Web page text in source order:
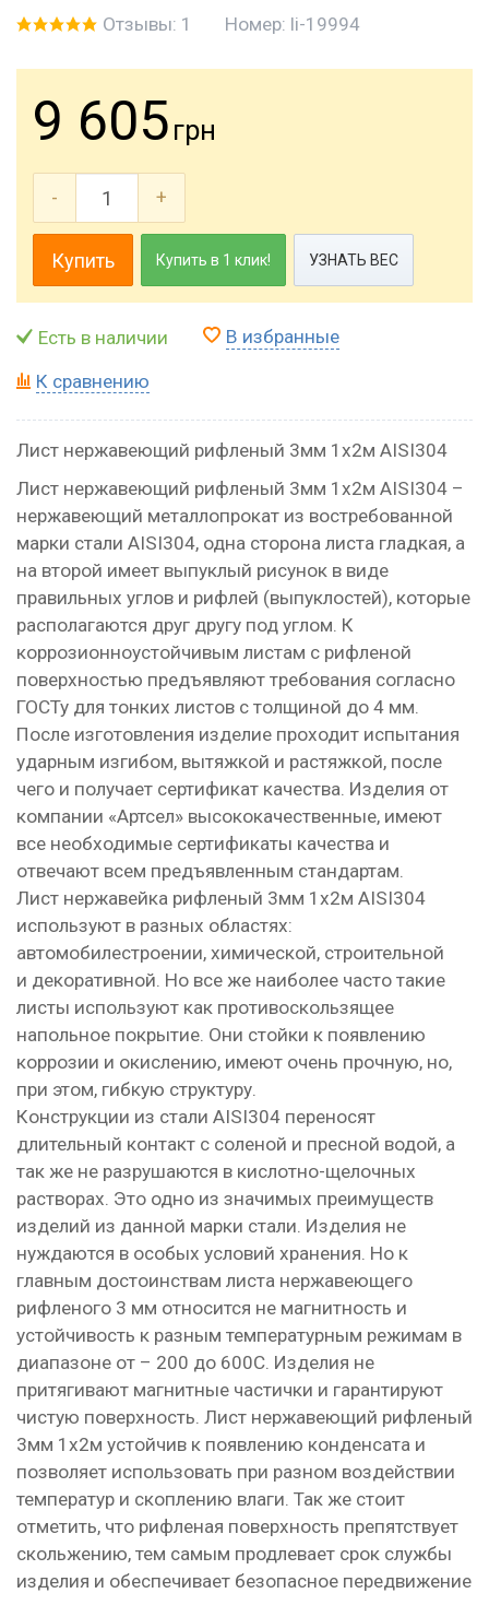
Отзывы: 1 Номер: li-19994
9 605 грн
- +
Купить Купить в 1 клик! УЗНАТЬ ВЕС
Есть в наличии В избранные
К сравнению
Лист нержавеющий рифленый 3мм 1х2м AISI304
Лист нержавеющий рифленый 3мм 1х2м AISI304 –
нержавеющий металлопрокат из востребованной
марки стали AISI304, одна сторона листа гладкая, а
на второй имеет выпуклый рисунок в виде
правильных углов и рифлей (выпуклостей), которые
располагаются друг другу под углом. К
коррозионноустойчивым листам с рифленой
поверхностью предъявляют требования согласно
ГОСТу для тонких листов с толщиной до 4 мм.
После изготовления изделие проходит испытания
ударным изгибом, вытяжкой и растяжкой, после
чего и получает сертификат качества. Изделия от
компании «Артсел» высококачественные, имеют
все необходимые сертификаты качества и
отвечают всем предъявленным стандартам.
Лист нержавейка рифленый 3мм 1х2м AISI304
используют в разных областях:
автомобилестроении, химической, строительной
и декоративной. Но все же наиболее часто такие
листы используют как противоскользящее
напольное покрытие. Они стойки к появлению
коррозии и окислению, имеют очень прочную, но,
при этом, гибкую структуру.
Конструкции из стали AISI304 переносят
длительный контакт с соленой и пресной водой, а
так же не разрушаются в кислотно-щелочных
растворах. Это одно из значимых преимуществ
изделий из данной марки стали. Изделия не
нуждаются в особых условий хранения. Но к
главным достоинствам листа нержавеющего
рифленого 3 мм относится не магнитность и
устойчивость к разным температурным режимам в
диапазоне от – 200 до 600С. Изделия не
притягивают магнитные частички и гарантируют
чистую поверхность. Лист нержавеющий рифленый
3мм 1х2м устойчив к появлению конденсата и
позволяет использовать при разном воздействии
температур и скоплению влаги. Так же стоит
отметить, что рифленая поверхность препятствует
скольжению, тем самым продлевает срок службы
изделия и обеспечивает безопасное передвижение